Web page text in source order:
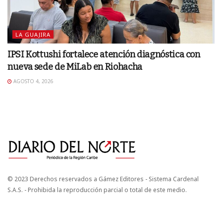
LA GUAJIRA
IPSI Kottushi fortalece atención diagnóstica con
nueva sede de MiLab en Riohacha
AGOSTO 4, 2026
© 2023 Derechos reservados a Gámez Editores - Sistema Cardenal
S.A.S. - Prohibida la reproducción parcial o total de este medio.